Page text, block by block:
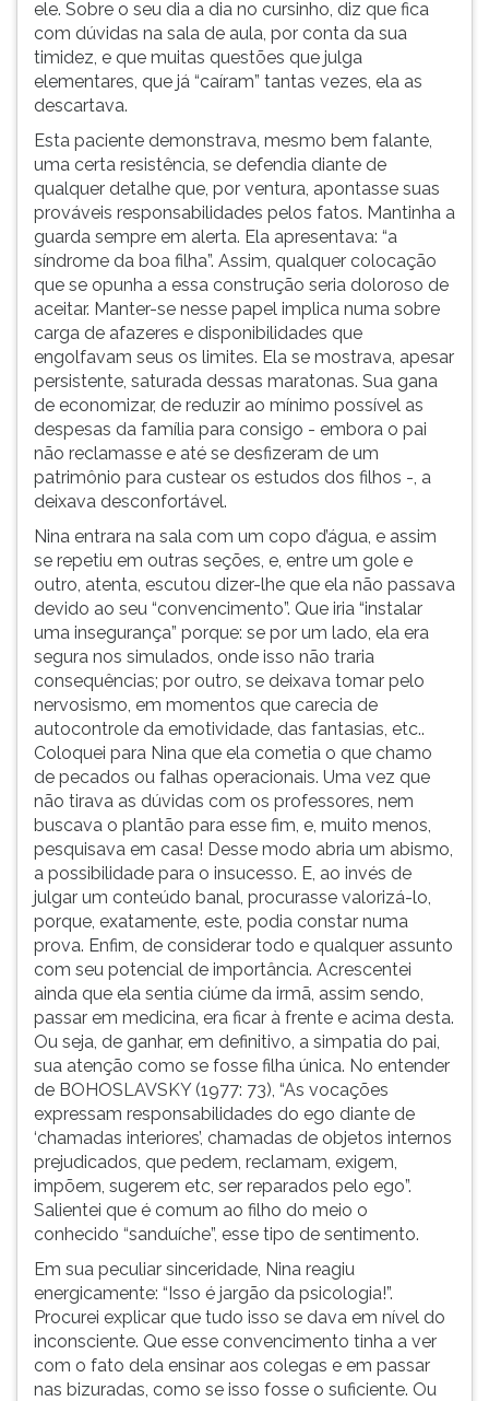
ele. Sobre o seu dia a dia no cursinho, diz que fica
com dúvidas na sala de aula, por conta da sua
timidez, e que muitas questões que julga
elementares, que já “caíram” tantas vezes, ela as
descartava.
Esta paciente demonstrava, mesmo bem falante,
uma certa resistência, se defendia diante de
qualquer detalhe que, por ventura, apontasse suas
prováveis responsabilidades pelos fatos. Mantinha a
guarda sempre em alerta. Ela apresentava: “a
síndrome da boa filha”. Assim, qualquer colocação
que se opunha a essa construção seria doloroso de
aceitar. Manter-se nesse papel implica numa sobre
carga de afazeres e disponibilidades que
engolfavam seus os limites. Ela se mostrava, apesar
persistente, saturada dessas maratonas. Sua gana
de economizar, de reduzir ao mínimo possível as
despesas da família para consigo - embora o pai
não reclamasse e até se desfizeram de um
patrimônio para custear os estudos dos filhos -, a
deixava desconfortável.
Nina entrara na sala com um copo d’água, e assim
se repetiu em outras seções, e, entre um gole e
outro, atenta, escutou dizer-lhe que ela não passava
devido ao seu “convencimento”. Que iria “instalar
uma insegurança” porque: se por um lado, ela era
segura nos simulados, onde isso não traria
consequências; por outro, se deixava tomar pelo
nervosismo, em momentos que carecia de
autocontrole da emotividade, das fantasias, etc..
Coloquei para Nina que ela cometia o que chamo
de pecados ou falhas operacionais. Uma vez que
não tirava as dúvidas com os professores, nem
buscava o plantão para esse fim, e, muito menos,
pesquisava em casa! Desse modo abria um abismo,
a possibilidade para o insucesso. E, ao invés de
julgar um conteúdo banal, procurasse valorizá-lo,
porque, exatamente, este, podia constar numa
prova. Enfim, de considerar todo e qualquer assunto
com seu potencial de importância. Acrescentei
ainda que ela sentia ciúme da irmã, assim sendo,
passar em medicina, era ficar à frente e acima desta.
Ou seja, de ganhar, em definitivo, a simpatia do pai,
sua atenção como se fosse filha única. No entender
de BOHOSLAVSKY (1977: 73), “As vocações
expressam responsabilidades do ego diante de
‘chamadas interiores’, chamadas de objetos internos
prejudicados, que pedem, reclamam, exigem,
impõem, sugerem etc, ser reparados pelo ego”.
Salientei que é comum ao filho do meio o
conhecido “sanduíche”, esse tipo de sentimento.
Em sua peculiar sinceridade, Nina reagiu
energicamente: “Isso é jargão da psicologia!”.
Procurei explicar que tudo isso se dava em nível do
inconsciente. Que esse convencimento tinha a ver
com o fato dela ensinar aos colegas e em passar
nas bizuradas, como se isso fosse o suficiente. Ou